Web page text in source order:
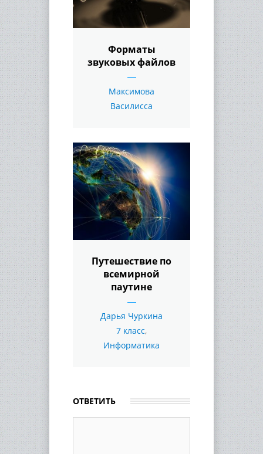
Форматы
звуковых файлов
Максимова
Василисса
Путешествие по
всемирной
паутине
Дарья Чуркина
7 класс,
Информатика
ОТВЕТИТЬ